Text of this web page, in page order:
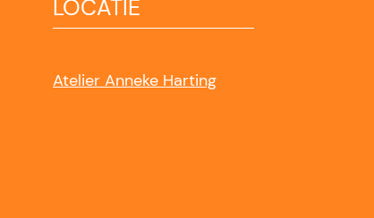
LOCATIE
Atelier Anneke Harting